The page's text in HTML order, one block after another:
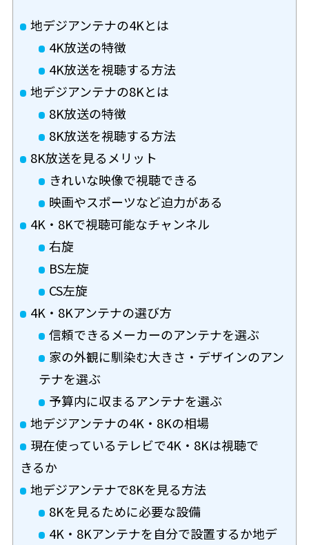
地デジアンテナの4Kとは
4K放送の特徴
4K放送を視聴する方法
地デジアンテナの8Kとは
8K放送の特徴
8K放送を視聴する方法
8K放送を見るメリット
きれいな映像で視聴できる
映画やスポーツなど迫力がある
4K・8Kで視聴可能なチャンネル
右旋
BS左旋
CS左旋
4K・8Kアンテナの選び方
信頼できるメーカーのアンテナを選ぶ
家の外観に馴染む大きさ・デザインのアン
テナを選ぶ
予算内に収まるアンテナを選ぶ
地デジアンテナの4K・8Kの相場
現在使っているテレビで4K・8Kは視聴で
きるか
地デジアンテナで8Kを見る方法
8Kを見るために必要な設備
4K・8Kアンテナを自分で設置するか地デ